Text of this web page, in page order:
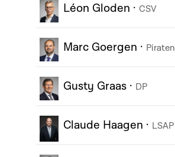
Léon Gloden · CSV
Marc Goergen · Piraten
Gusty Graas · DP
Claude Haagen · LSAP